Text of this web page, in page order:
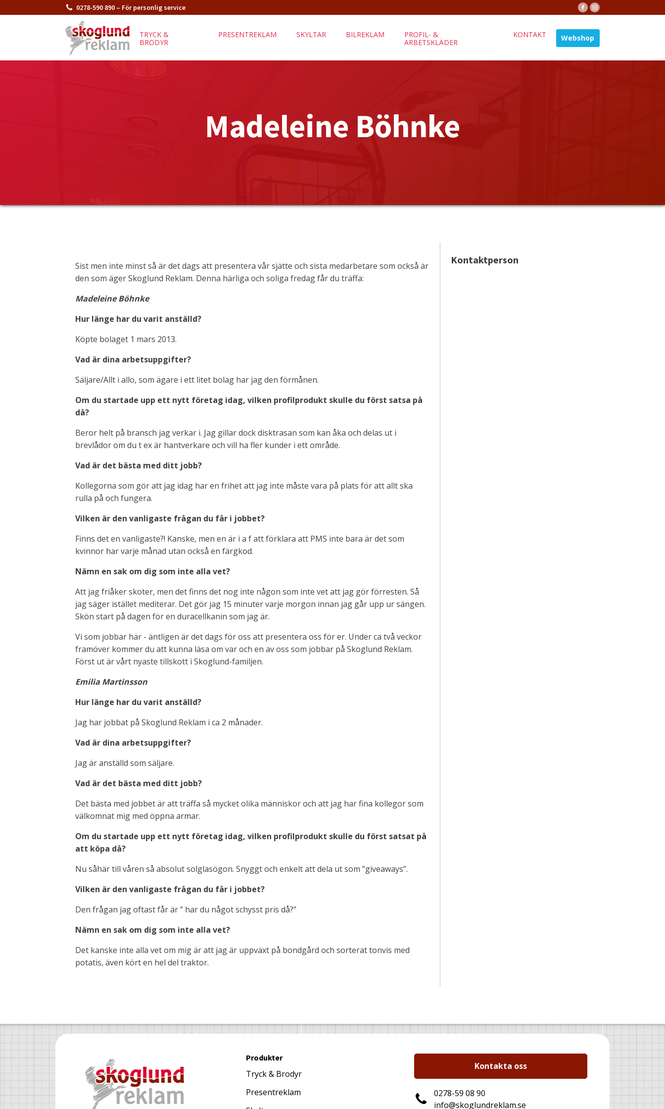
0278-590 890 – För personlig service
TRYCK &
BRODYR
PRESENTREKLAM SKYLTAR BILREKLAM
PROFIL- &
ARBETSKLÄDER
KONTAKT Webshop
Madeleine Böhnke
Sist men inte minst så är det dags att presentera vår sjätte och sista medarbetare som också är
den som äger Skoglund Reklam. Denna härliga och soliga fredag får du träffa:
Madeleine Böhnke
Hur länge har du varit anställd?
Köpte bolaget 1 mars 2013.
Vad är dina arbetsuppgifter?
Säljare/Allt i allo, som ägare i ett litet bolag har jag den förmånen.
Om du startade upp ett nytt företag idag, vilken profilprodukt skulle du först satsa på
då?
Beror helt på bransch jag verkar i. Jag gillar dock disktrasan som kan åka och delas ut i
brevlådor om du t ex är hantverkare och vill ha fler kunder i ett område.
Vad är det bästa med ditt jobb?
Kollegorna som gör att jag idag har en frihet att jag inte måste vara på plats för att allt ska
rulla på och fungera.
Vilken är den vanligaste frågan du får i jobbet?
Finns det en vanligaste?! Kanske, men en är i a f att förklara att PMS inte bara är det som
kvinnor har varje månad utan också en färgkod.
Nämn en sak om dig som inte alla vet?
Att jag friåker skoter, men det finns det nog inte någon som inte vet att jag gör förresten. Så
jag säger istället mediterar. Det gör jag 15 minuter varje morgon innan jag går upp ur sängen.
Skön start på dagen för en duracellkanin som jag är.
Vi som jobbar här - äntligen är det dags för oss att presentera oss för er. Under ca två veckor
framöver kommer du att kunna läsa om var och en av oss som jobbar på Skoglund Reklam.
Först ut är vårt nyaste tillskott i Skoglund-familjen.
Emilia Martinsson
Hur länge har du varit anställd?
Jag har jobbat på Skoglund Reklam i ca 2 månader.
Vad är dina arbetsuppgifter?
Jag är anställd som säljare.
Vad är det bästa med ditt jobb?
Det bästa med jobbet är att träffa så mycket olika människor och att jag har fina kollegor som
välkomnat mig med öppna armar.
Om du startade upp ett nytt företag idag, vilken profilprodukt skulle du först satsat på
att köpa då?
Nu såhär till våren så absolut solglasögon. Snyggt och enkelt att dela ut som ”giveaways”.
Vilken är den vanligaste frågan du får i jobbet?
Den frågan jag oftast får är ” har du något schysst pris då?”
Nämn en sak om dig som inte alla vet?
Det kanske inte alla vet om mig är att jag är uppväxt på bondgård och sorterat tonvis med
potatis, även kört en hel del traktor.
Kontaktperson
Produkter
Tryck & Brodyr
Presentreklam
Kontakta oss
0278-59 08 90
info@skoglundreklam.se